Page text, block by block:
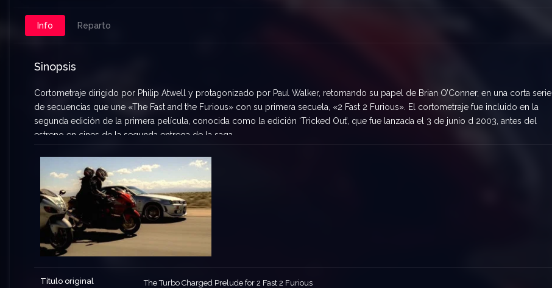
Info Reparto
Sinopsis
Cortometraje dirigido por Philip Atwell y protagonizado por Paul Walker, retomando su papel de Brian O’Conner, en una corta serie
de secuencias que une «The Fast and the Furious» con su primera secuela, «2 Fast 2 Furious». El cortometraje fue incluido en la
segunda edición de la primera película, conocida como la edición ‘Tricked Out’, que fue lanzada el 3 de junio d 2003, antes del
estreno en cines de la segunda entrega de la saga.
Título original The Turbo Charged Prelude for 2 Fast 2 Furious